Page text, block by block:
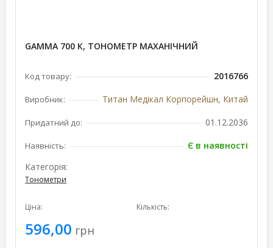
GAMMA 700 К, ТОНОМЕТР МАХАНІЧНИЙ
Код товару: 2016766
Виробник: Титан Медікал Корпорейшн, Китай
Придатний до: 01.12.2036
Наявність:
Є в наявності
Категорія:
Тонометри
Ціна:
596,00 грн
Кількість: